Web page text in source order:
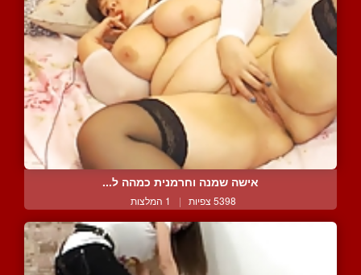
אישה שמנה וחרמנית כמהה ל...
5398 צפיות | 1 המלצות